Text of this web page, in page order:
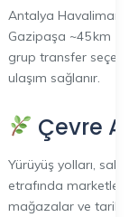
Antalya
Gazipaşa ~45 km
grup transfer
ulaşım sağlanır.
Çevre
Yürüyüş yolları,
etrafında
mağazalar ve tarihi